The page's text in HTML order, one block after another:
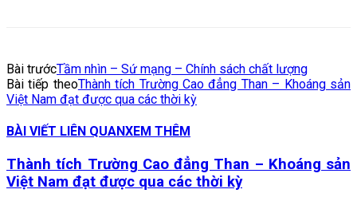
Bài trướcTầm nhìn – Sứ mạng – Chính sách chất lượng
Bài tiếp theoThành tích Trường Cao đẳng Than – Khoáng sản
Việt Nam đạt được qua các thời kỳ
BÀI VIẾT LIÊN QUANXEM THÊM
Thành tích Trường Cao đẳng Than – Khoáng sản
Việt Nam đạt được qua các thời kỳ